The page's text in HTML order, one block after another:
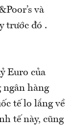
và
trước đó .
Euro của
hàng
tế lo lắng về
tế này, cũng